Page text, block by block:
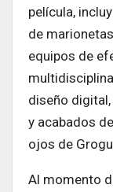
película,
de
equipos de
diseño
y acabados
ojos de
Al momento